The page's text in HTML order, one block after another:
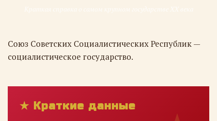
Союз Советских Социалистических Республик —
социалистическое государство.
★ Краткие данные